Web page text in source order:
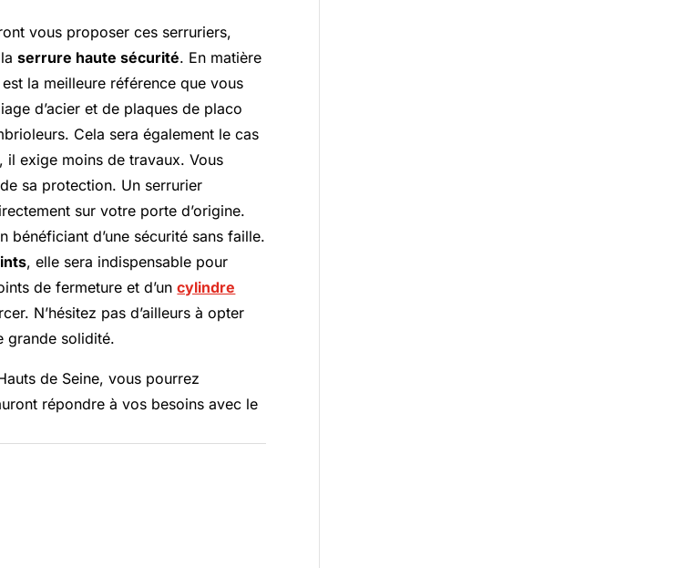
vous proposer ces serruriers,
laserrure haute sécurité. En matière
la meilleure référence que vous
d’acier et de plaques de placo
Cela sera également le cas
, il exige moins de travaux. Vous
sa protection. Un serrurier
sur votre porte d’origine.
d’une sécurité sans faille.
, elle sera indispensable pour
de fermeture et d’uncylindre
N’hésitez pas d’ailleurs à opter
grande solidité.
de Seine, vous pourrez
répondre à vos besoins avec le